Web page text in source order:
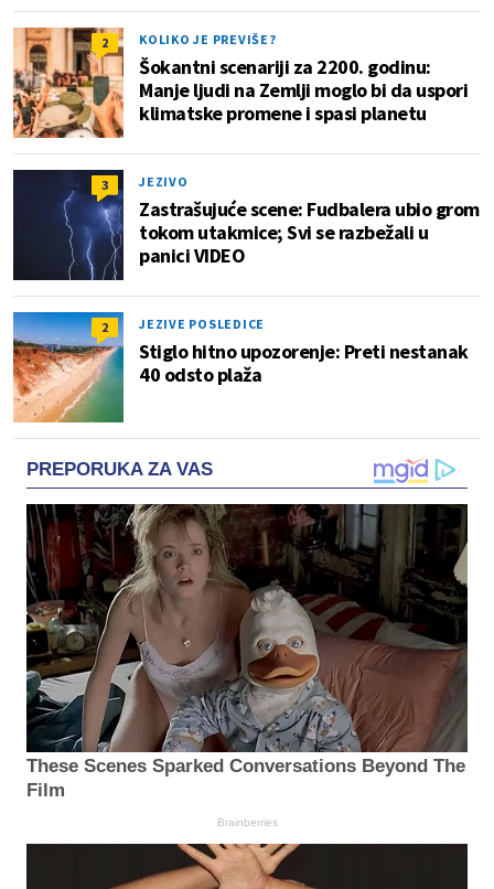
2 KOLIKO JE PREVIŠE?
Šokantni scenariji za 2200. godinu:
Manje ljudi na Zemlji moglo bi da uspori
klimatske promene i spasi planetu
3 JEZIVO
Zastrašujuće scene: Fudbalera ubio grom
tokom utakmice; Svi se razbežali u
panici VIDEO
2 JEZIVE POSLEDICE
Stiglo hitno upozorenje: Preti nestanak
40 odsto plaža
PREPORUKA ZA VAS
These Scenes Sparked Conversations Beyond The
Film
Brainberries